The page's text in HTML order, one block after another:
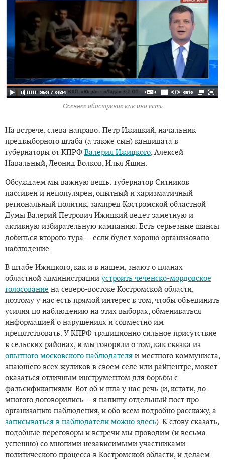
Осеннее обострение как оно есть
На встрече, слева направо: Петр Ижицкий, начальник
предвыборного штаба (а также сын) кандидата в
губернаторы от КПРФ Валерия Ижицкого, Алексей
Навальный, Леонид Волков, Илья Яшин.
Обсуждаем мы важную вещь: губернатор Ситников
пассивен и непопулярен, опытный и харизматичный
региональный политик, зампред Костромской областной
Думы Валерий Петрович Ижицкий ведет заметную и
активную избирательную кампанию. Есть серьезные шансы
добиться второго тура — если будет хорошо организовано
наблюдение.
В штабе Ижицкого, как и в нашем, знают о планах
областной администрации устроить чеченско-мордовское
голосование на северо-востоке Костромской области,
поэтому у нас есть прямой интерес в том, чтобы объединить
усилия по наблюдению на этих выборах, обмениваться
информацией о нарушениях и совместно им
препятствовать. У КПРФ традиционно сильное присутствие
в сельских районах, и мы говорили о том, как связка из
опытного московского наблюдателя и местного коммуниста,
знающего всех жуликов в своем селе или райцентре, может
оказаться отличным инструментом для борьбы с
фальсификациями. Вот об и шла у нас речь (и, кстати, до
многого договорились — я напишу отдельный пост про
организацию наблюдения, и обо всем подробно расскажу, а
записываться в наблюдатели можно здесь). К слову сказать,
подобные переговоры и встречи мы проводим (и весьма
успешно) со многими независимыми участниками
политического процесса в Костромской области, и делаем